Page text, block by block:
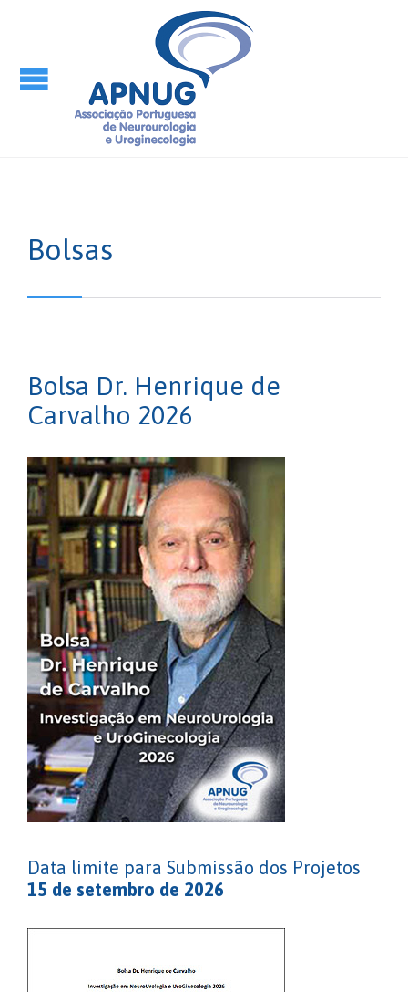
Bolsas
Bolsa Dr. Henrique de
Carvalho 2026
Data limite para Submissão dos Projetos
15 de setembro de 2026